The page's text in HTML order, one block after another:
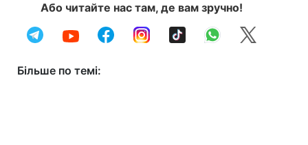
Або читайте нас там, де вам зручно!
Більше по темі: